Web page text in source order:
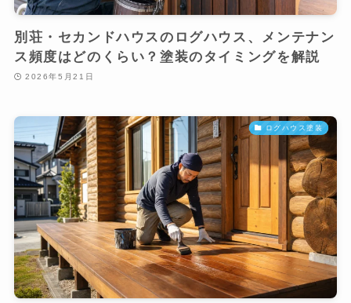
別荘・セカンドハウスのログハウス、メンテナン
ス頻度はどのくらい？塗装のタイミングを解説
2026年5月21日
ログハウス塗装